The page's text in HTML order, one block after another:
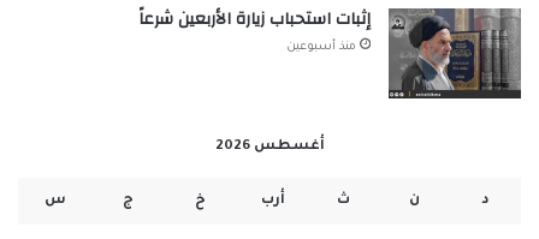
إثبات استحباب زيارة الأربعين شرعاً
منذ أسبوعين
أغسطس 2026
د ن ث أرب خ ج س